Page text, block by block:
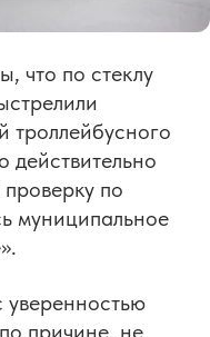
что по стеклу
троллейбусного
действительно
по
муниципальное
причине, не